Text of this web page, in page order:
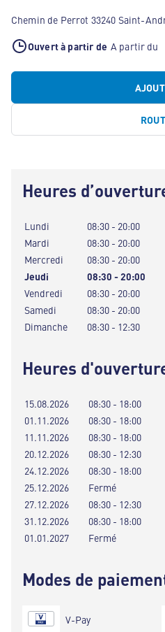
Chemin de Perrot 33240 Saint-
Ouvert à partir de A partir du
Heures
Lundi
08:30 - 20:00
Mardi
08:30 - 20:00
Mercredi
08:30 - 20:00
Jeudi
08:30 - 20:00
Vendredi
08:30 - 20:00
Samedi
08:30 - 20:00
Dimanche
08:30 - 12:30
Heures
15.08.2026
08:30 - 18:00
01.11.2026
08:30 - 18:00
11.11.2026
08:30 - 18:00
20.12.2026
08:30 - 12:30
24.12.2026
08:30 - 18:00
25.12.2026
Fermé
27.12.2026
08:30 - 12:30
31.12.2026
08:30 - 18:00
01.01.2027
Fermé
Modes de
V-Pay